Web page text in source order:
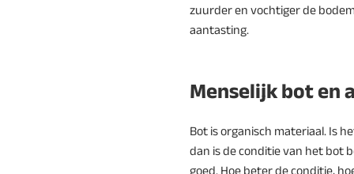
zuurder en vochtiger de
aantasting.
Menselijk bot en
Bot is organisch materiaal. Is
dan is de conditie van het bot
goed. Hoe beter de conditie,